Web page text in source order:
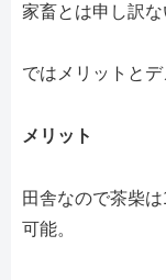
家畜とは申し訳
ではメリットと
メリット
田舎なので茶柴
可能。